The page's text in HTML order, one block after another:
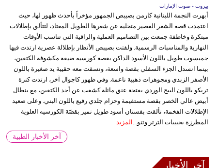
بيروت - صوت الإمارات
أبهرت النجمة اللبنانية كارمن بصيبص الجمهور مؤخراً بأحدث ظهور لها، حيث
اعتمدت قصة الشعر القصير متخلية عن شعرها الطويل المعتاد، لتتألق بإطلالات
مبتكرة وخاطفة جمعت بين التصاميم العملية والراقية التي تناسب الأوقات
النهارية والمناسبات الرسمية. ولفتت بصيبص الأنظار بإطلالة عصرية ارتدت فيها
جمبسوت طويل باللون الأسود الداكن بقصة كورسيه ضيقة مكشوفة الكتفين،
بينما انسدل الجزء السفلي بقصة واسعة، ونسقت معه حقيبة يد صغيرة باللون
الأصفر الزبدي ومجوهرات ذهبية ناعمة. وفي ظهور كاجوال آخر، ارتدت كنزة
تريكو باللون البيج الوردي بفتحة عنق مائلة كشفت عن أحد الكتفين، مع بنطال
أبيض عالي الخصر بقصة مستقيمة وحزام جلدي رفيع باللون البني. وعلى صعيد
الإطلالات الفخمة، تألقت بفستان أسود طويل تميز بقصّة الكورسيه العلوية
المطرزة بحبيبات الترتر وتنو... المزيد
آخر الأخبار الطبية
آخر الأخبار